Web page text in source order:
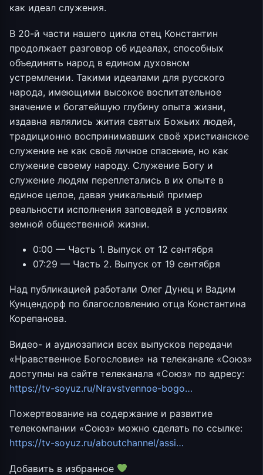
как идеал служения.
В 20-й части нашего цикла отец Константин
продолжает разговор об идеалах, способных
объединять народ в едином духовном
устремлении. Такими идеалами для русского
народа, имеющими высокое воспитательное
значение и богатейшую глубину опыта жизни,
издавна являлись жития святых Божьих людей,
традиционно воспринимавших своё христианское
служение не как своё личное спасение, но как
служение своему народу. Служение Богу и
служение людям переплетались в их опыте в
единое целое, давая уникальный пример
реальности исполнения заповедей в условиях
земной общественной жизни.
0:00 — Часть 1. Выпуск от 12 сентября
07:29 — Часть 2. Выпуск от 19 сентября
Над публикацией работали Олег Дунец и Вадим
Кунцендорф по благословлению отца Константина
Корепанова.
Видео- и аудиозаписи всех выпусков передачи
«Нравственное Богословие» на телеканале «Союз»
доступны на сайте телеканала «Союз» по адресу:
https://tv-soyuz.ru/Nravstvennoe-bogo…
Пожертвование на содержание и развитие
телекомпании «Союз» можно сделать по ссылке:
https://tv-soyuz.ru/aboutchannel/assi…
Добавить в избранное